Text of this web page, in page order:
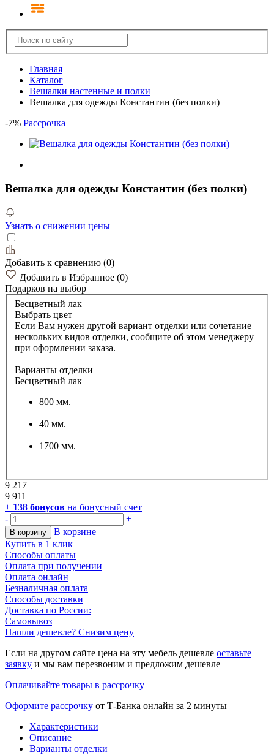
Главная
Каталог
Вешалки настенные и полки
Вешалка для одежды Константин (без полки)
-7% Рассрочка
Вешалка для одежды Константин (без полки)
Узнать о снижении цены
Добавить к сравнению (0)
Добавить в Избранное (0)
Подарков на выбор
Бесцветный лак
Выбрать цвет
Если Вам нужен другой вариант отделки или сочетание
нескольких видов отделки, сообщите об этом менеджеру
при оформлении заказа.
Варианты отделки
Бесцветный лак
800 мм.
40 мм.
1700 мм.
9 217
9 911
+ 138 бонусов на бонусный счет
-
+
В корзину
В корзине
Купить в 1 клик
Способы оплаты
Оплата при получении
Оплата онлайн
Безналичная оплата
Способы доставки
Доставка по России:
Самовывоз
Нашли дешевле? Снизим цену
Если на другом сайте цена на эту мебель дешевле оставьте
заявку и мы вам перезвоним и предложим дешевле
Оплачивайте товары в рассрочку
Оформите рассрочку от Т-Банка онлайн за 2 минуты
Характеристики
Описание
Варианты отделки